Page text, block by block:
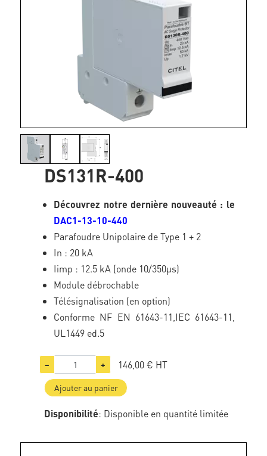
DS131R-400
Découvrez notre dernière nouveauté : le
DAC1-13-10-440
Parafoudre Unipolaire de Type 1 + 2
In : 20 kA
Iimp : 12.5 kA (onde 10/350µs)
Module débrochable
Télésignalisation (en option)
Conforme NF EN 61643-11,IEC 61643-11,
UL1449 ed.5
− + 146,00 € HT
Ajouter au panier
Disponibilité: Disponible en quantité limitée